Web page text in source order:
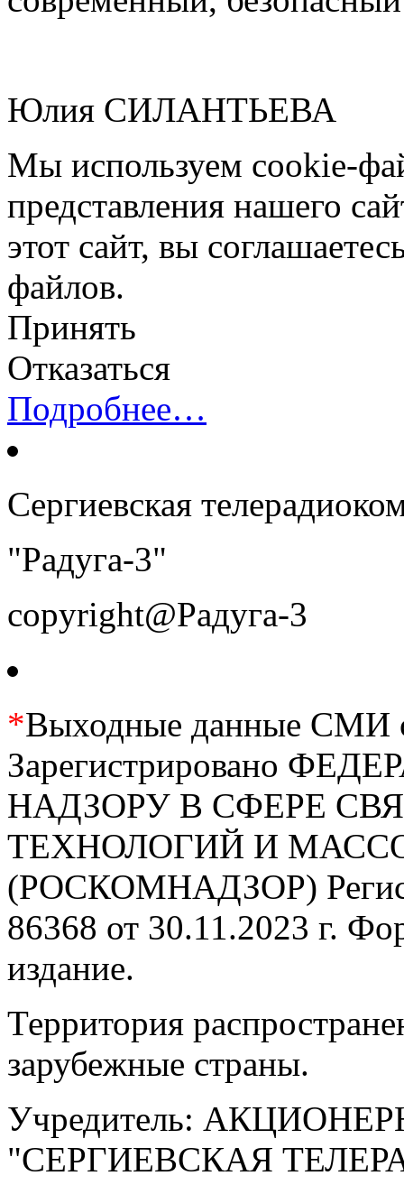
Юлия СИЛАНТЬЕВА
Мы используем cookie-
представления нашего
этот сайт, вы
файлов.
Принять
Отказаться
Подробнее…
Сергиевская
"Радуга-3"
copyright@Радуга-3
*Выходные данные СМИ
Зарегистрировано
НАДЗОРУ В СФЕРЕ
ТЕХНОЛОГИЙ И
(РОСКОМНАДЗОР)
86368 от 30.11.2023 г.
издание.
Территория
зарубежные страны.
Учредитель:
"СЕРГИЕВСКАЯ